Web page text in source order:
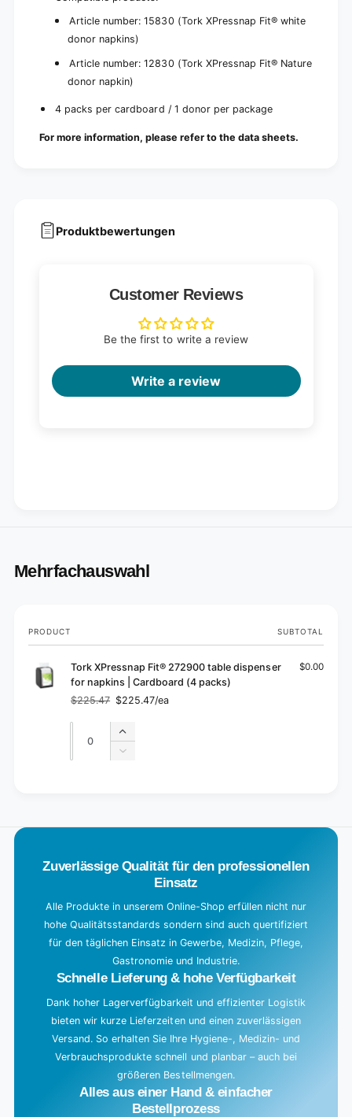
Article number: 15830 (Tork XPressnap Fit® white
donor napkins)
Article number: 12830 (Tork XPressnap Fit® Nature
donor napkin)
4 packs per cardboard / 1 donor per package
For more information, please refer to the data sheets.
Produktbewertungen
Customer Reviews
Be the first to write a review
Write a review
Mehrfachauswahl
Your
cart
PRODUCT SUBTOTAL
Tork XPressnap Fit® 272900 table dispenser
for napkins | Cardboard (4 packs)
Regular
price
$225.47
Sale
price
$225.47/ea
$0.00
Quantity
Increase
quantity
Decrease
a
Zuverlässige Qualität für den professionellen
Einsatz
Alle Produkte in unserem Online-Shop erfüllen nicht nur
hohe Qualitätsstandards sondern sind auch quertifiziert
für den täglichen Einsatz in Gewerbe, Medizin, Pflege,
Gastronomie und Industrie.
Schnelle Lieferung & hohe Verfügbarkeit
Dank hoher Lagerverfügbarkeit und effizienter Logistik
bieten wir kurze Lieferzeiten und einen zuverlässigen
Versand. So erhalten Sie Ihre Hygiene-, Medizin- und
Verbrauchsprodukte schnell und planbar – auch bei
größeren Bestellmengen.
Alles aus einer Hand & einfacher
Bestellprozess